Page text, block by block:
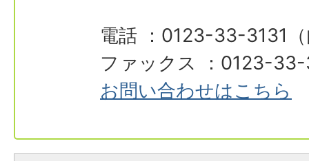
電話 ：0123-33-3131
ファックス ：0123-
お問い合わせはこちら